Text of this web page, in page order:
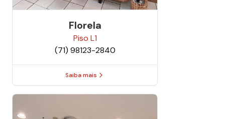
Florela
Piso L1
(71) 98123-2840
Saiba mais